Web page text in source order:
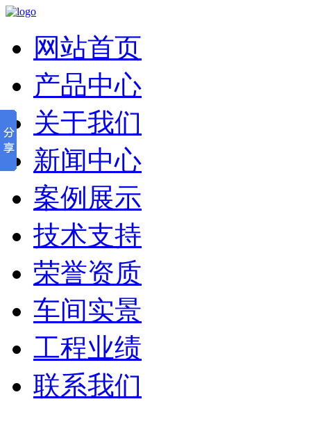
网站首页
产品中心
关于我们
新闻中心
案例展示
技术支持
荣誉资质
车间实景
工程业绩
联系我们